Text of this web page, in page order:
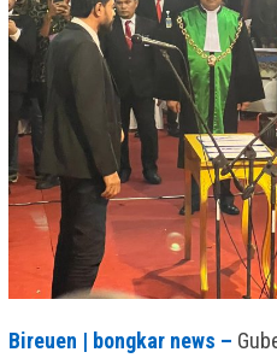
Bireuen | bongkar news –